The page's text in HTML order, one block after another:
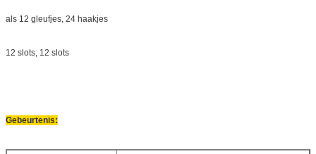
als 12 gleufjes, 24 haakjes
12 slots, 12 slots
Gebeurtenis: